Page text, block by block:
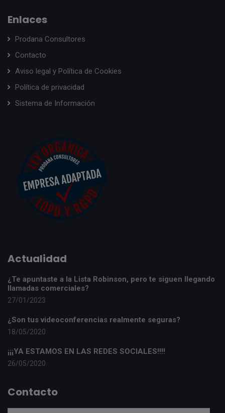
Enlaces
Prodana Consultores
Contacto
Aviso legal y Política de Cookies
Política de privacidad
Sistema de Información
Actualidad
¿Te apuntaste a la Lista Robinson, pero te siguen llegando
llamadas comerciales?
27/01/2023
¿Son tus videoconferencias realmente seguras?
18/05/2020
¡¡¡YA ESTAMOS EN LAS REDES SOCIALES!!!!
26/05/2020
Contacto